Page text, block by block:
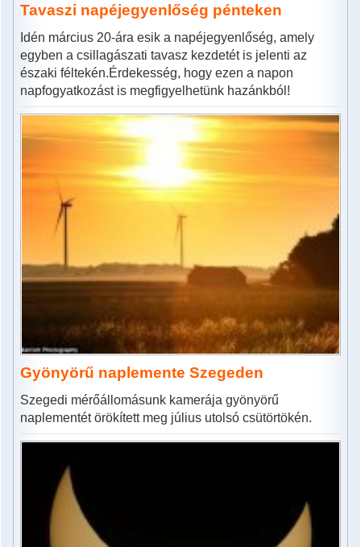
Tavaszi napéjegyenlőség pénteken
Idén március 20-ára esik a napéjegyenlőség, amely
egyben a csillagászati tavasz kezdetét is jelenti az
északi féltekén.Érdekesség, hogy ezen a napon
napfogyatkozást is megfigyelhetünk hazánkból!
Gyönyörű naplemente Szegeden
Szegedi mérőállomásunk kamerája gyönyörű
naplementét örökített meg július utolsó csütörtökén.